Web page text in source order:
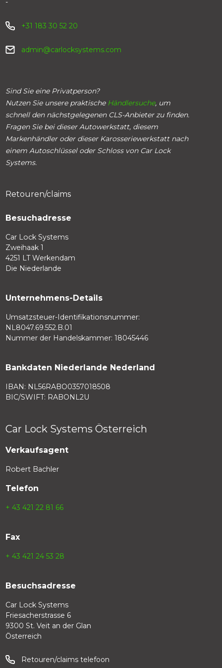
-
+31 183 30 52 20
admin@carlocksystems.com
Sind Sie eine Privatperson?
Nutzen Sie unsere praktische Händlersuche, um
schnell den nächstgelegenen CLS-Anbieter zu finden.
Fragen Sie bei dieser Autowerkstatt, diesem
Markenhändler oder dieser Karosseriewerkstatt nach
einem Autoschlüssel oder Schloss von Car Lock
Systems.
Retouren/claims
Besuchadresse
Car Lock Systems
Zweihaak 1
4251 LT Werkendam
Die Niederlande
Unternehmens-Details
Umsatzsteuer-Identifikationsnummer:
NL8047.69.552.B.01
Nummer der Handelskammer: 18045446
Bankdaten Niederlande Nederland
IBAN: NL56RABO0357018508
BIC/SWIFT: RABONL2U
Car Lock Systems Österreich
Verkaufsagent
Robert Bachler
Telefon
+ 43 421 22 81 66
Fax
+ 43 421 24 53 28
Besuchsadresse
Car Lock Systems
Friesacherstrasse 6
9300 St. Veit an der Glan
Österreich
Retouren/claims telefoon